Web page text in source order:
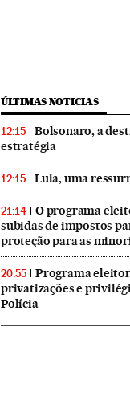
ÚLTIMAS NOTICIAS
12:15
Bolsonaro, a
estratégia
12:15 Lula, uma
21:14
O programa
subidas de impostos
proteção para as
20:55
Programa
privatizações e
Polícia